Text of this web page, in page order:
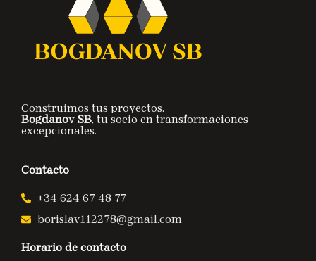
Construimos tus proyectos.
Bogdanov SB, tu socio en transformaciones
excepcionales.
Contacto
+34 624 67 48 77
borislav112278@gmail.com
Horario de contacto